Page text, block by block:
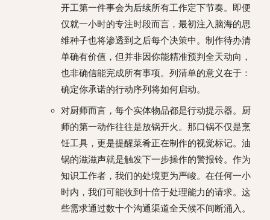
开工第一件事会为后续所有工作定下节奏。即便
仅就一小时的专注时段而言，最初注入脑海的思
维种子也将渗透到之后每个决策中。制作待办清
单确有价值，但并非因你能精准预判全天动向，
也非确信能完成所有事项。列清单的意义在于：
确定你承诺的行动序列将如何启动。
对厨师而言，每个实体物品都是行动提示器。厨
师的第一动作往往是放锅开火。那口锅不仅是烹
饪工具，更是提醒菜肴正在制作的视觉标记。油
锅的滋滋声就是触发下一步操作的警报铃。作为
知识工作者，我们的处境更为严峻。在任何一小
时内，我们可能收到十倍于处理能力的请求。这
些需求通过数十个沟通渠道全天候不间断涌入。